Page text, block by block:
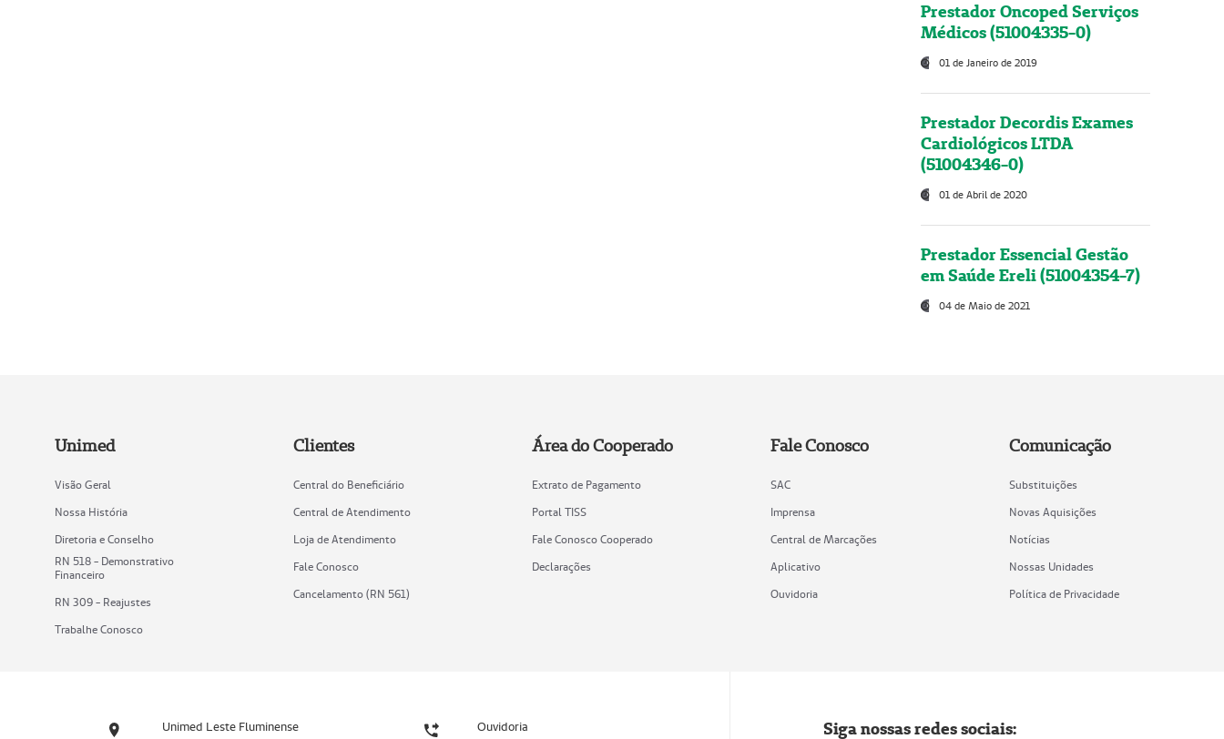
Prestador Oncoped Serviços
Médicos (51004335-0)
01 de Janeiro de 2019
Prestador Decordis Exames
Cardiológicos LTDA
(51004346-0)
01 de Abril de 2020
Prestador Essencial Gestão
em Saúde Ereli (51004354-7)
04 de Maio de 2021
Unimed
Visão Geral
Nossa História
Diretoria e Conselho
RN 518 - Demonstrativo
Financeiro
RN 309 - Reajustes
Trabalhe Conosco
Clientes
Central do Beneficiário
Central de Atendimento
Loja de Atendimento
Fale Conosco
Cancelamento (RN 561)
Área do Cooperado
Extrato de Pagamento
Portal TISS
Fale Conosco Cooperado
Declarações
Fale Conosco
SAC
Imprensa
Central de Marcações
Aplicativo
Ouvidoria
Comunicação
Substituições
Novas Aquisições
Notícias
Nossas Unidades
Política de Privacidade
Unimed Leste Fluminense Ouvidoria Siga nossas redes sociais: